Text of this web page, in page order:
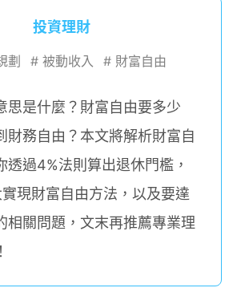
投資理財
劃 # 被動收入 # 財富自由
思是什麼？財富自由要多少
財務自由？本文將解析財富自
透過4%法則算出退休門檻，
現財富自由方法，以及要達
相關問題，文末再推薦專業理